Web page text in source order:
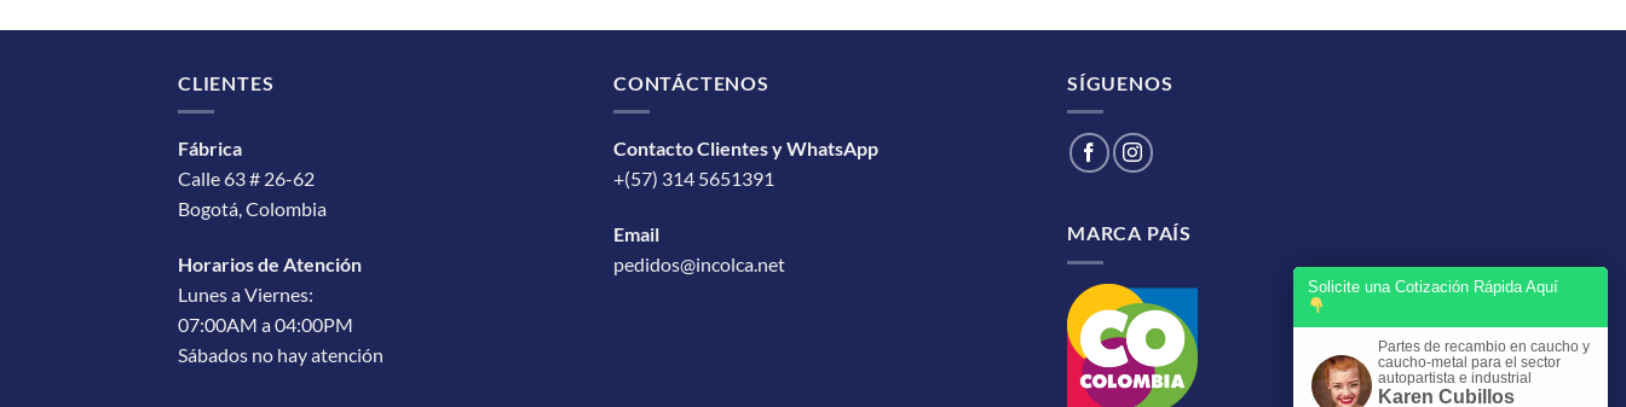
CLIENTES
Fábrica
Calle 63 # 26-62
Bogotá, Colombia
Horarios de Atención
Lunes a Viernes:
07:00AM a 04:00PM
Sábados no hay atención
CONTÁCTENOS
Contacto Clientes y WhatsApp
+(57) 314 5651391
Email
pedidos@incolca.net
SÍGUENOS
MARCA PAÍS
Solicite una Cotización Rápida Aquí
Partes de recambio en caucho y
caucho-metal para el sector
autopartista e industrial
Karen Cubillos